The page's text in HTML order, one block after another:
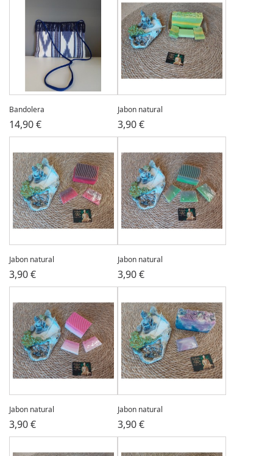
Bandolera
14,90 €
Jabon natural
3,90 €
Jabon natural
3,90 €
Jabon natural
3,90 €
Jabon natural
3,90 €
Jabon natural
3,90 €